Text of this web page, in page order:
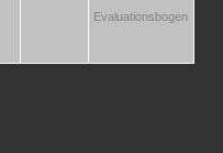
Evaluationsbogen